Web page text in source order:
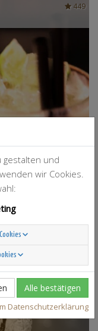
449
37
gestalten und
wir Cookies.
Alle bestätigen
Datenschutzerklärung